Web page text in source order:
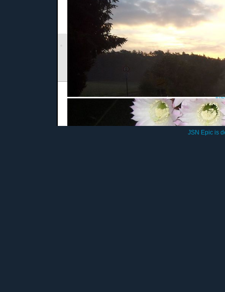
Benefizveranstaltungen zu Johannes'
ständig neue Mitglieder
©
JSN Epic is